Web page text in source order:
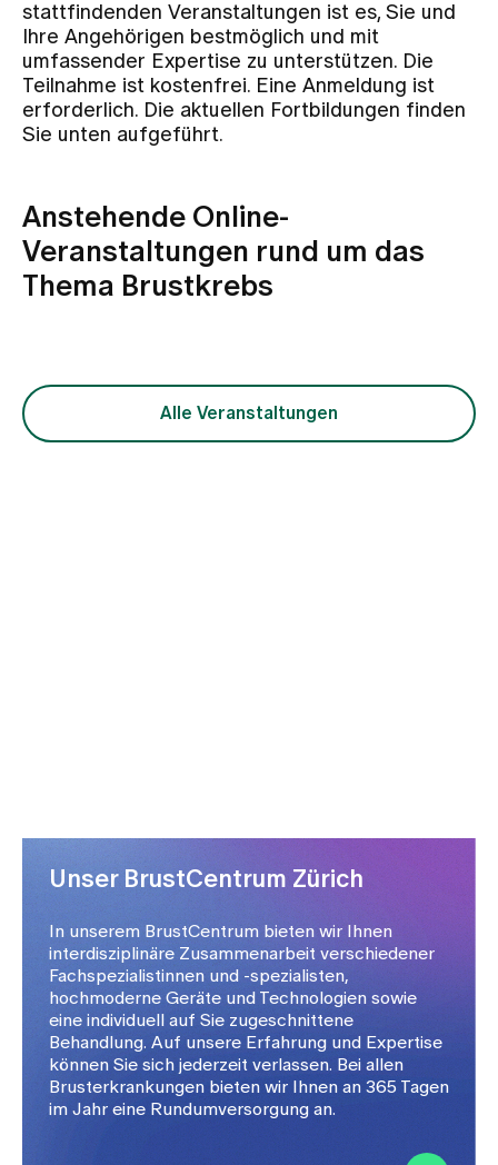
Kontakt
Babygalerie
Blog
Medien
Publikationen
stattfindenden Veranstaltungen ist es, Sie und
Ihre Angehörigen bestmöglich und mit
umfassender Expertise zu unterstützen. Die
Teilnahme ist kostenfrei. Eine Anmeldung ist
erforderlich. Die aktuellen Fortbildungen finden
Sie unten aufgeführt.
Anstehende Online-
Veranstaltungen rund um das
Thema Brustkrebs
Alle Veranstaltungen
Unser BrustCentrum Zürich
In unserem BrustCentrum bieten wir Ihnen
interdisziplinäre Zusammenarbeit verschiedener
Fachspezialistinnen und -spezialisten,
hochmoderne Geräte und Technologien sowie
eine individuell auf Sie zugeschnittene
Behandlung. Auf unsere Erfahrung und Expertise
können Sie sich jederzeit verlassen. Bei allen
Brusterkrankungen bieten wir Ihnen an 365 Tagen
im Jahr eine Rundumversorgung an.